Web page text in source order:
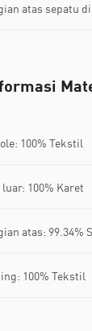
atas sepatu
100% Tekstil
luar: 100% Karet
atas: 99.34%
100% Tekstil